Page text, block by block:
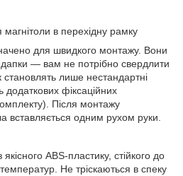
в перехідну рамку
для швидкого монтажу. Вони
— вам не потрібно свердлити
становлять лише нестандартні
додаткових фіксаційних
Після монтажу
вставляється одним рухом руки.
ABS-пластику, стійкого до
Не тріскаються в спеку